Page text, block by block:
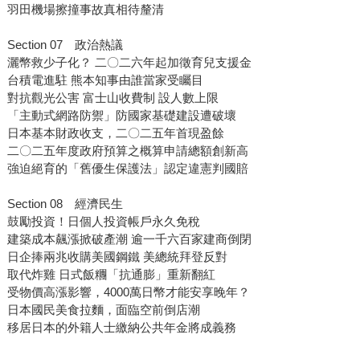
羽田機場擦撞事故真相待釐清
Section 07 政治熱議
灑幣救少子化？ 二〇二六年起加徵育兒支援金
台積電進駐 熊本知事由誰當家受矚目
對抗觀光公害 富士山收費制 設人數上限
「主動式網路防禦」防國家基礎建設遭破壞
日本基本財政收支，二〇二五年首現盈餘
二〇二五年度政府預算之概算申請總額創新高
強迫絕育的「舊優生保護法」認定違憲判國賠
Section 08 經濟民生
鼓勵投資！日個人投資帳戶永久免稅
建築成本飆漲掀破產潮 逾一千六百家建商倒閉
日企捧兩兆收購美國鋼鐵 美總統拜登反對
取代炸雞 日式飯糰「抗通膨」重新翻紅
受物價高漲影響，4000萬日幣才能安享晚年？
日本國民美食拉麵，面臨空前倒店潮
移居日本的外籍人士繳納公共年金將成義務